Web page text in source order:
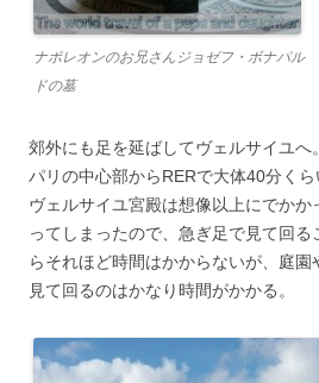
ナポレオンのお兄さんジョゼフ・ボナパル
ドの墓
郊外にも足を延ばしてヴェルサイユへ。
パリの中心部からRERで大体40分くら
ヴェルサイユ宮殿は想像以上にでか
ってしまったので、急ぎ足で見て回
らそれほど時間はかからないが、庭
見て回るのはかなり時間がかかる。